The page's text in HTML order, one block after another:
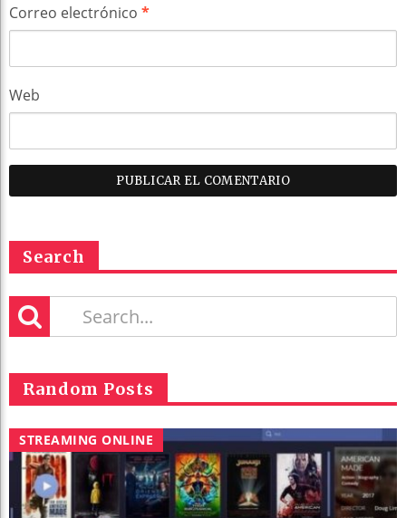
Correo electrónico *
Web
Search
Random Posts
STREAMING ONLINE